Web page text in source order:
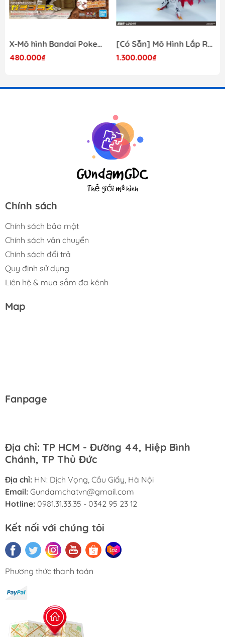
X-Mô hình Bandai Pokemon PLAMO COLLECTION Fossil Pokemon Series Tyrantrum
480.000₫
[Có Sẵn] Mô Hình Lắp Ráp 1/60 Barbatos Logar Wolf Remains Meavy Industries
1.300.000₫
Chính sách
Chính sách bảo mật
Chính sách vận chuyển
Chính sách đổi trả
Quy định sử dụng
Liên hệ & mua sắm đa kênh
Map
Fanpage
Địa chỉ: TP HCM - Đường 44, Hiệp Bình
Chánh, TP Thủ Đức
Địa chỉ: HN: Dịch Vọng, Cầu Giấy, Hà Nội
Email: Gundamchatvn@gmail.com
Hotline: 0981.31.33.35 - 0342 95 23 12
Kết nối với chúng tôi
Phương thức thanh toán